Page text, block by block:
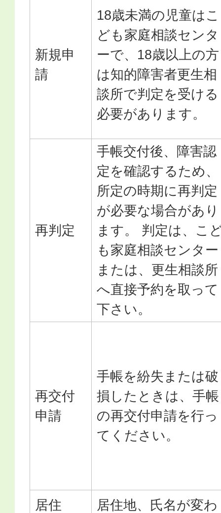
新規申
請
18歳未満の児童はこ
ども家庭相談センタ
ーで、18歳以上の方
は知的障害者更生相
談所で判定を受ける
必要があります。
再判定
手帳交付後、障害認
定を確認するため、
所定の時期に再判定
が必要な場合があり
ます。 判定は、こ
も家庭相談センター
または、更生相談所
へ直接予約を取って
下さい。
再交付
申請
手帳を紛失または破
損したときは、手帳
の再交付申請を行っ
てください。
居住
居住地、氏名が変わ